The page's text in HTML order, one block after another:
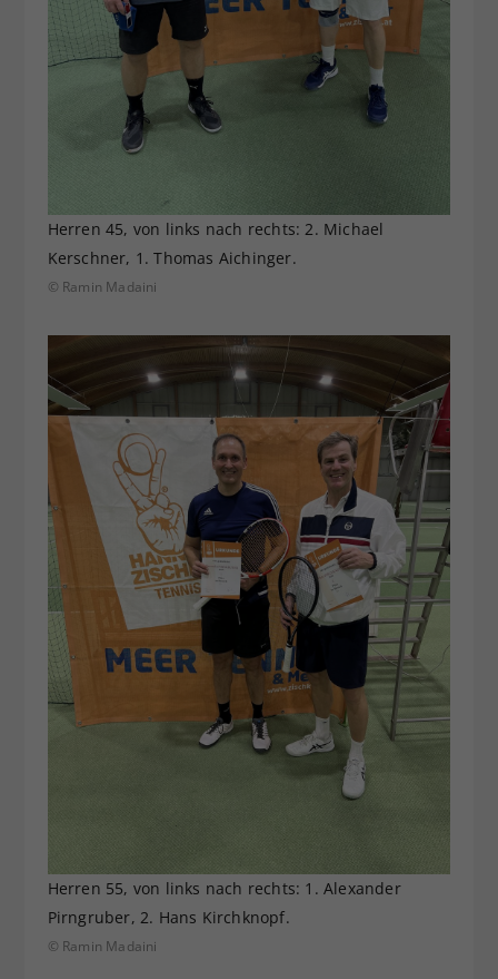
Herren 45, von links nach rechts: 2. Michael
Kerschner, 1. Thomas Aichinger.
© Ramin Madaini
Herren 55, von links nach rechts: 1. Alexander
Pirngruber, 2. Hans Kirchknopf.
© Ramin Madaini